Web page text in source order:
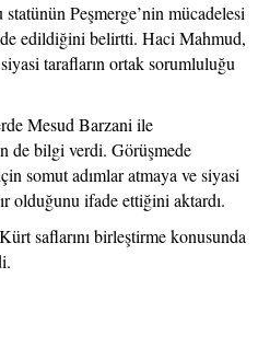
Peşmerge’nin mücadelesi
edildiğini belirtti. Haci Mahmud,
tarafların ortak sorumluluğu
Mesud Barzani ile
de bilgi verdi. Görüşmede
somut adımlar atmaya ve siyasi
olduğunu ifade ettiğini aktardı.
saflarını birleştirme konusunda